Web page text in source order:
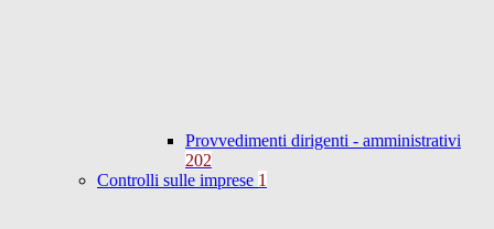
Provvedimenti dirigenti - amministrativi
202
Controlli sulle imprese 1